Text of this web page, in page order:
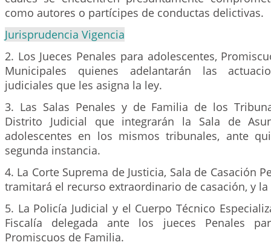
como autores o partícipes de conductas delictivas.
Jurisprudencia Vigencia
2. Los Jueces Penales para adolescentes,
Municipales quienes adelantarán las
judiciales que les asigna la ley.
3. Las Salas Penales y de Familia de los
Distrito Judicial que integrarán la Sala de
adolescentes en los mismos tribunales, ante
segunda instancia.
4. La Corte Suprema de Justicia, Sala de Casación
tramitará el recurso extraordinario de casación, y
5. La Policía Judicial y el Cuerpo Técnico
Fiscalía delegada ante los jueces Penales
Promiscuos de Familia.